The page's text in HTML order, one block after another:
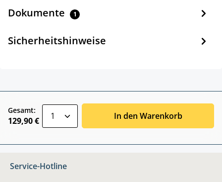
Dokumente 1
Sicherheitshinweise
Gesamt:
129,90 € In den Warenkorb
Service-Hotline